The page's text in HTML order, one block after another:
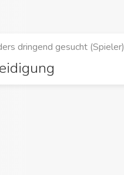
dringend gesucht (Spieler)